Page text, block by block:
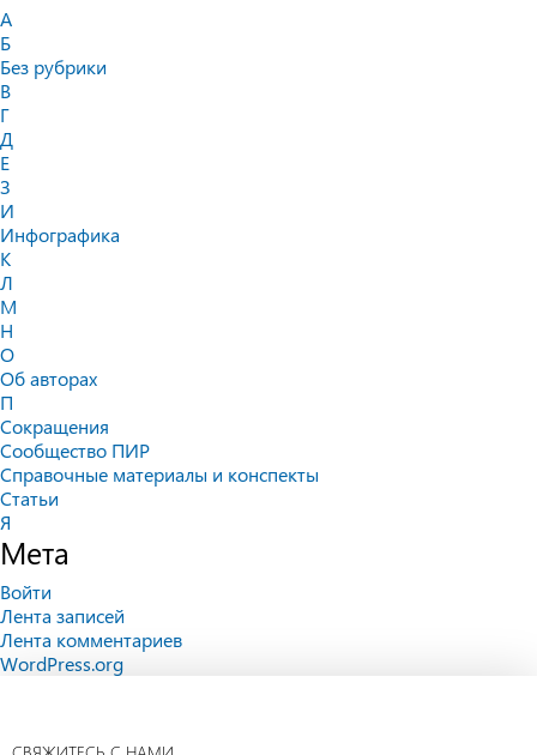
А
Б
Без рубрики
В
Г
Д
Е
З
И
Инфографика
К
Л
М
Н
О
Об авторах
П
Сокращения
Сообщество ПИР
Справочные материалы и конспекты
Статьи
Я
Мета
Войти
Лента записей
Лента комментариев
WordPress.org